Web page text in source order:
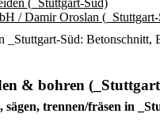
& bohren
sägen, trennen/fräsen in